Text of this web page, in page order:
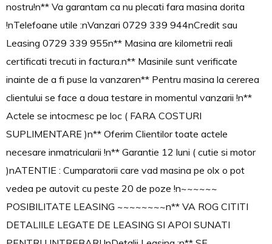
nostru!n** Va garantam ca nu plecati fara masina dorita
!nTelefoane utile :nVanzari 0729 339 944nCredit sau
Leasing 0729 339 955n** Masina are kilometrii reali
certificati trecuti in factura.n** Masinile sunt verificate
inainte de a fi puse la vanzaren** Pentru masina la cererea
clientului se face a doua testare in momentul vanzarii !n**
Actele se intocmesc pe loc ( FARA COSTURI
SUPLIMENTARE )n** Oferim Clientilor toate actele
necesare inmatricularii !n** Garantie 12 luni ( cutie si motor
)nATENTIE : Cumparatorii care vad masina pe olx o pot
vedea pe autovit cu peste 20 de poze !n~~~~~~
POSIBILITATE LEASING ~~~~~~~~n** VA ROG CITITI
DETALIILE LEGATE DE LEASING SI APOI SUNATI